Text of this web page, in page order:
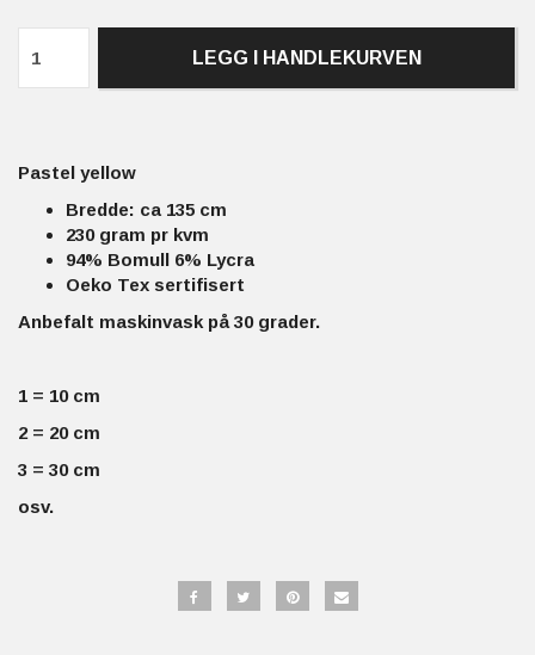
LEGG I HANDLEKURVEN
Pastel yellow
Bredde: ca 135 cm
230 gram pr kvm
94% Bomull 6% Lycra
Oeko Tex sertifisert
Anbefalt maskinvask på 30 grader.
1 = 10 cm
2 = 20 cm
3 = 30 cm
osv.